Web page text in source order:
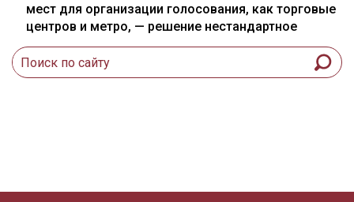
мест для организации голосования, как торговые
центров и метро, — решение нестандартное